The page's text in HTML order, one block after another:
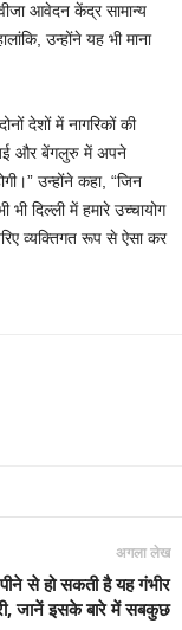
आवेदन केंद्र सामान्य
उन्होंने यह भी माना
देशों में नागरिकों की
और बेंगलुरु में अपने
उन्होंने कहा, “जिन
दिल्ली में हमारे उच्चायोग
व्यक्तिगत रूप से ऐसा कर
अगला लेख
पीने से हो सकती है यह गंभीर
जानें इसके बारे में सबकुछ